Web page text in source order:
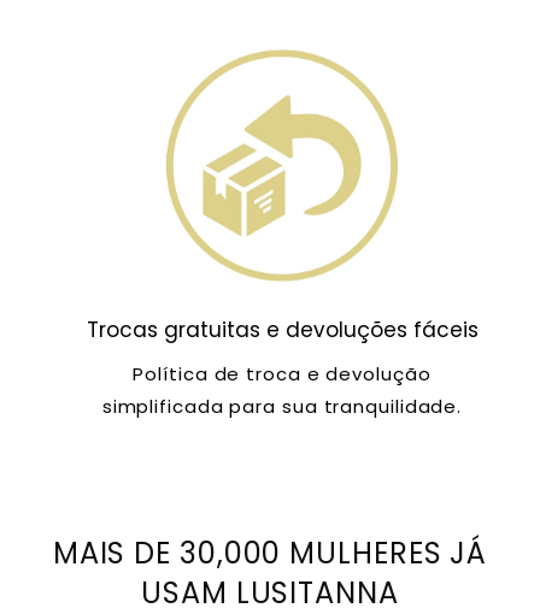
Trocas gratuitas e devoluções fáceis
Política de troca e devolução
simplificada para sua tranquilidade.
MAIS DE 30,000 MULHERES JÁ
USAM LUSITANNA